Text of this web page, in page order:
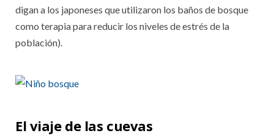
digan a los japoneses que utilizaron los baños de bosque
como terapia para reducir los niveles de estrés de la
población).
El viaje de las cuevas